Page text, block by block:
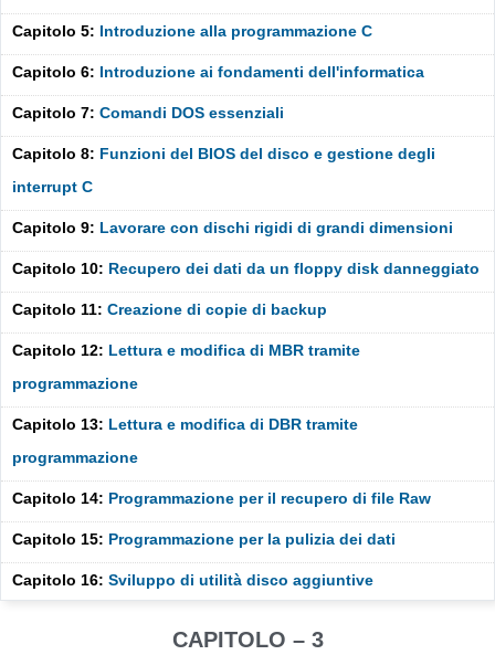
Capitolo 5: Introduzione alla programmazione C
Capitolo 6: Introduzione ai fondamenti dell'informatica
Capitolo 7: Comandi DOS essenziali
Capitolo 8: Funzioni del BIOS del disco e gestione degli
interrupt C
Capitolo 9: Lavorare con dischi rigidi di grandi dimensioni
Capitolo 10: Recupero dei dati da un floppy disk danneggiato
Capitolo 11: Creazione di copie di backup
Capitolo 12: Lettura e modifica di MBR tramite
programmazione
Capitolo 13: Lettura e modifica di DBR tramite
programmazione
Capitolo 14: Programmazione per il recupero di file Raw
Capitolo 15: Programmazione per la pulizia dei dati
Capitolo 16: Sviluppo di utilità disco aggiuntive
CAPITOLO – 3